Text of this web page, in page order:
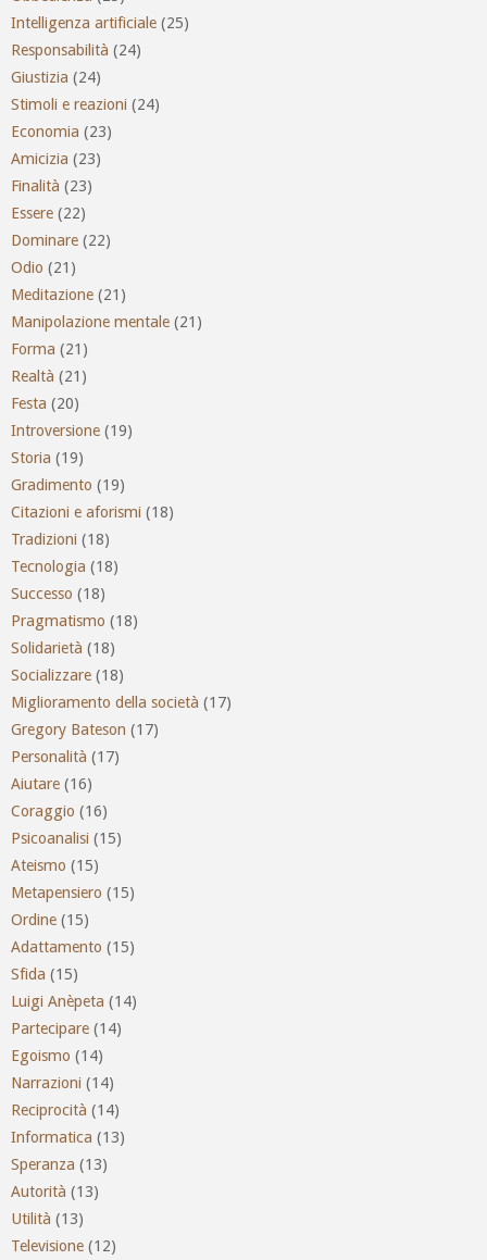
Intelligenza artificiale (25)
Responsabilità (24)
Giustizia (24)
Stimoli e reazioni (24)
Economia (23)
Amicizia (23)
Finalità (23)
Essere (22)
Dominare (22)
Odio (21)
Meditazione (21)
Manipolazione mentale (21)
Forma (21)
Realtà (21)
Festa (20)
Introversione (19)
Storia (19)
Gradimento (19)
Citazioni e aforismi (18)
Tradizioni (18)
Tecnologia (18)
Successo (18)
Pragmatismo (18)
Solidarietà (18)
Socializzare (18)
Miglioramento della società (17)
Gregory Bateson (17)
Personalità (17)
Aiutare (16)
Coraggio (16)
Psicoanalisi (15)
Ateismo (15)
Metapensiero (15)
Ordine (15)
Adattamento (15)
Sfida (15)
Luigi Anèpeta (14)
Partecipare (14)
Egoismo (14)
Narrazioni (14)
Reciprocità (14)
Informatica (13)
Speranza (13)
Autorità (13)
Utilità (13)
Televisione (12)